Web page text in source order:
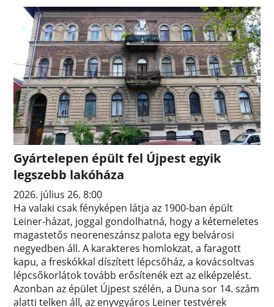
Gyártelepen épült fel Újpest egyik
legszebb lakóháza
2026. július 26. 8:00
Ha valaki csak fényképen látja az 1900-ban épült
Leiner-házat, joggal gondolhatná, hogy a kétemeletes
magastetős neoreneszánsz palota egy belvárosi
negyedben áll. A karakteres homlokzat, a faragott
kapu, a freskókkal díszített lépcsőház, a kovácsoltvas
lépcsőkorlátok tovább erősítenék ezt az elképzelést.
Azonban az épület Újpest szélén, a Duna sor 14. szám
alatti telken áll, az enyvgyáros Leiner testvérek